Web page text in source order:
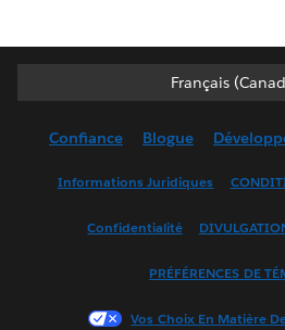
Français
Français
English
Français
한국어
Confiance Blogue
Informations Juridiques
Confidentialité
PRÉFÉRENCES DE
Vos Choix En Matière